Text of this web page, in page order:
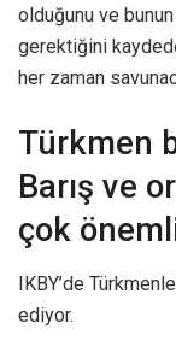
olduğunu ve
gerektiğini
her zaman
Türkmen
Barış ve
çok
IKBY’de
ediyor.